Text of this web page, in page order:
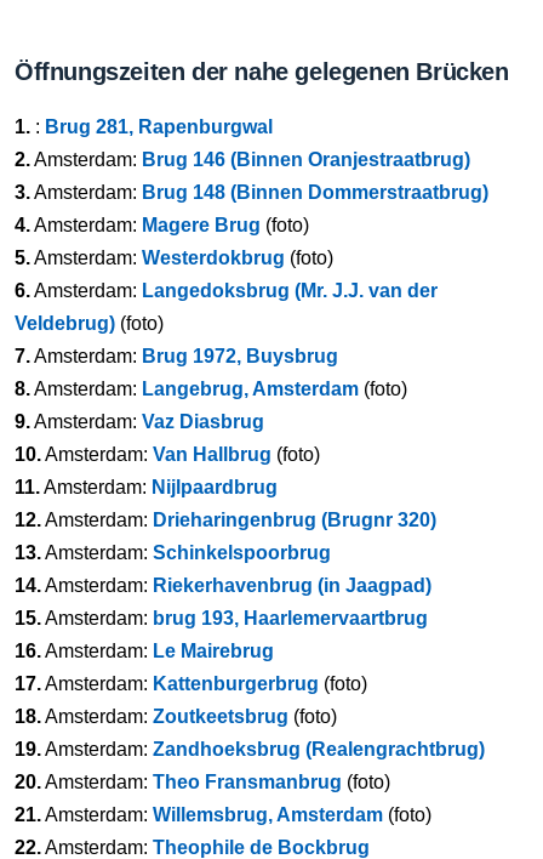
Öffnungszeiten der nahe gelegenen Brücken
1. : Brug 281, Rapenburgwal
2.Amsterdam: Brug 146 (Binnen Oranjestraatbrug)
3.Amsterdam: Brug 148 (Binnen Dommerstraatbrug)
4.Amsterdam: Magere Brug (foto)
5.Amsterdam: Westerdokbrug (foto)
6.Amsterdam: Langedoksbrug (Mr. J.J. van der
Veldebrug) (foto)
7.Amsterdam: Brug 1972, Buysbrug
8.Amsterdam: Langebrug, Amsterdam (foto)
9.Amsterdam: Vaz Diasbrug
10.Amsterdam: Van Hallbrug (foto)
11.Amsterdam: Nijlpaardbrug
12.Amsterdam: Drieharingenbrug (Brugnr 320)
13.Amsterdam: Schinkelspoorbrug
14.Amsterdam: Riekerhavenbrug (in Jaagpad)
15.Amsterdam: brug 193, Haarlemervaartbrug
16.Amsterdam: Le Mairebrug
17.Amsterdam: Kattenburgerbrug (foto)
18.Amsterdam: Zoutkeetsbrug (foto)
19.Amsterdam: Zandhoeksbrug (Realengrachtbrug)
20.Amsterdam: Theo Fransmanbrug (foto)
21.Amsterdam: Willemsbrug, Amsterdam (foto)
22.Amsterdam: Theophile de Bockbrug